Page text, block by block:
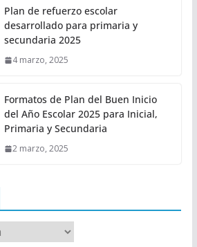
Plan de refuerzo escolar
desarrollado para primaria y
secundaria 2025
4 marzo, 2025
Formatos de Plan del Buen Inicio
del Año Escolar 2025 para Inicial,
Primaria y Secundaria
2 marzo, 2025